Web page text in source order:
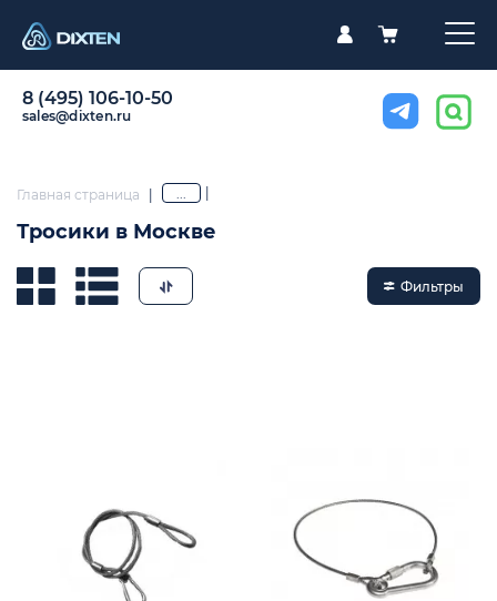
8 (495) 106-10-50
sales@dixten.ru
Главная страница | ...
Тросики в Москве
Фильтры